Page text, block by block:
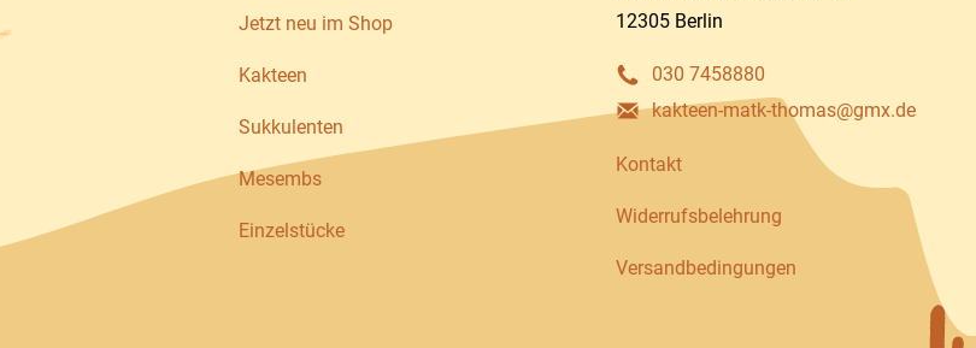
Jetzt neu im Shop
Kakteen
Sukkulenten
Mesembs
Einzelstücke
12305 Berlin
030 7458880
kakteen-matk-thomas@gmx.de
Kontakt
Widerrufsbelehrung
Versandbedingungen